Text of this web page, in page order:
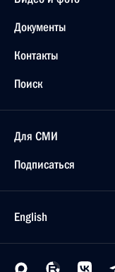
Документы
Контакты
Поиск
Для СМИ
Подписаться
English